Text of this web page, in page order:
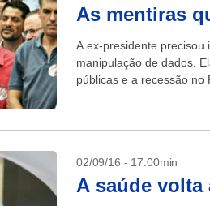
As mentiras
A ex-presidente precisou
manipulação de dados.
públicas e a recessão no
02/09/16 - 17:00min
A saúde volta